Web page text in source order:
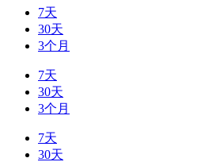
7天
30天
3个月
7天
30天
3个月
7天
30天